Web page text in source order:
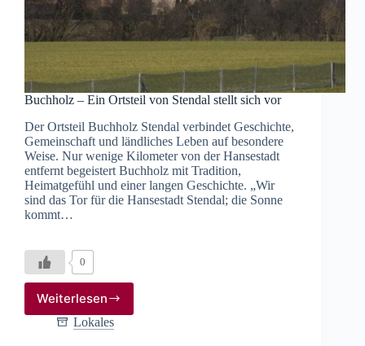
Buchholz – Ein Ortsteil von Stendal stellt sich vor
Der Ortsteil Buchholz Stendal verbindet Geschichte,
Gemeinschaft und ländliches Leben auf besondere
Weise. Nur wenige Kilometer von der Hansestadt
entfernt begeistert Buchholz mit Tradition,
Heimatgefühl und einer langen Geschichte. „Wir
sind das Tor für die Hansestadt Stendal; die Sonne
kommt…
0
Weiterlesen
Buchholz
–
Lokales